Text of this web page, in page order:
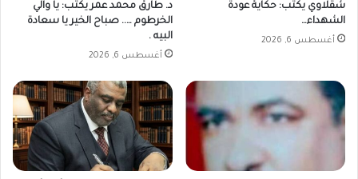
شقلاوي يكتب: حكاية عودة
الشهداء…
أغسطس 6, 2026
د. طارق محمد عمر يكتب: يا والي
الخرطوم ….. صباح الخير يا سعادة
البيه .
أغسطس 6, 2026